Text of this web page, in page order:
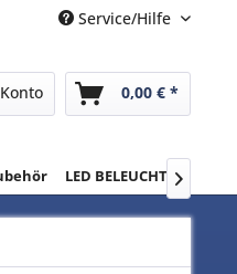
Service/Hilfe
0,00 € *
LED BELEUCHTUNG
